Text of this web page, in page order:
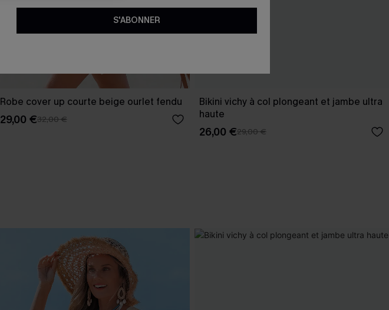
Robe cover up courte beige ourlet fendu
29,00 €32,00 €
Bikini vichy à col plongeant et jambe ultra
haute
26,00 €29,00 €
S'ABONNER